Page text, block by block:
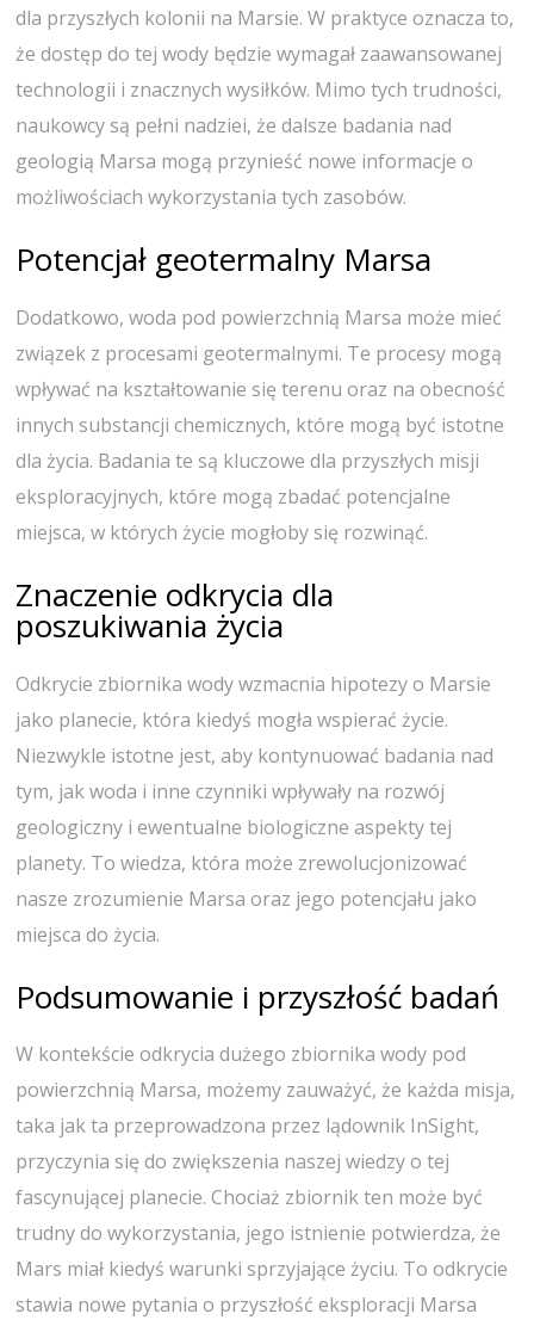
dla przyszłych kolonii na Marsie. W praktyce oznacza to,
że dostęp do tej wody będzie wymagał zaawansowanej
technologii i znacznych wysiłków. Mimo tych trudności,
naukowcy są pełni nadziei, że dalsze badania nad
geologią Marsa mogą przynieść nowe informacje o
możliwościach wykorzystania tych zasobów.
Potencjał geotermalny Marsa
Dodatkowo, woda pod powierzchnią Marsa może mieć
związek z procesami geotermalnymi. Te procesy mogą
wpływać na kształtowanie się terenu oraz na obecność
innych substancji chemicznych, które mogą być istotne
dla życia. Badania te są kluczowe dla przyszłych misji
eksploracyjnych, które mogą zbadać potencjalne
miejsca, w których życie mogłoby się rozwinąć.
Znaczenie odkrycia dla
poszukiwania życia
Odkrycie zbiornika wody wzmacnia hipotezy o Marsie
jako planecie, która kiedyś mogła wspierać życie.
Niezwykle istotne jest, aby kontynuować badania nad
tym, jak woda i inne czynniki wpływały na rozwój
geologiczny i ewentualne biologiczne aspekty tej
planety. To wiedza, która może zrewolucjonizować
nasze zrozumienie Marsa oraz jego potencjału jako
miejsca do życia.
Podsumowanie i przyszłość badań
W kontekście odkrycia dużego zbiornika wody pod
powierzchnią Marsa, możemy zauważyć, że każda misja,
taka jak ta przeprowadzona przez lądownik InSight,
przyczynia się do zwiększenia naszej wiedzy o tej
fascynującej planecie. Chociaż zbiornik ten może być
trudny do wykorzystania, jego istnienie potwierdza, że
Mars miał kiedyś warunki sprzyjające życiu. To odkrycie
stawia nowe pytania o przyszłość eksploracji Marsa